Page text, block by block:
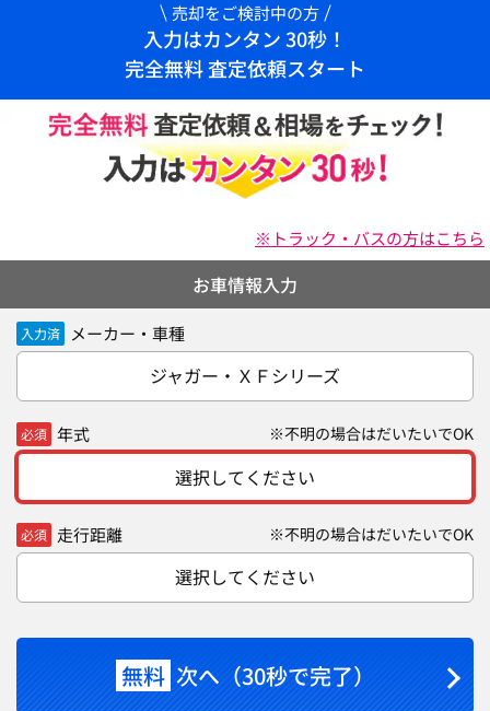
売却をご検討中の方
入力はカンタン 30秒！
完全無料 査定依頼スタート
※トラック・バスの方はこちら
お車情報入力
入力済 メーカー・車種
ジャガー・ＸＦシリーズ
必須 年式 ※不明の場合はだいたいでOK
選択してください
必須 走行距離 ※不明の場合はだいたいでOK
選択してください
無料 次へ（30秒で完了）